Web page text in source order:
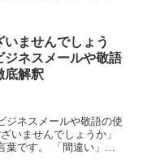
いませんでしょう
ジネスメールや敬語
底解釈
ジネスメールや敬語の使
いませんでしょうか」
です。 「間違い」は